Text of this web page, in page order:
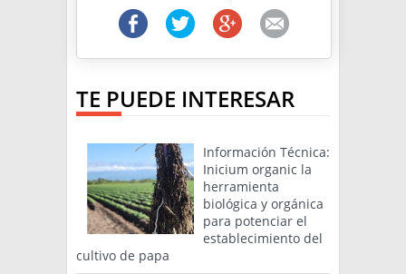
TE PUEDE INTERESAR
Información Técnica:
Inicium organic la
herramienta
biológica y orgánica
para potenciar el
establecimiento del
cultivo de papa